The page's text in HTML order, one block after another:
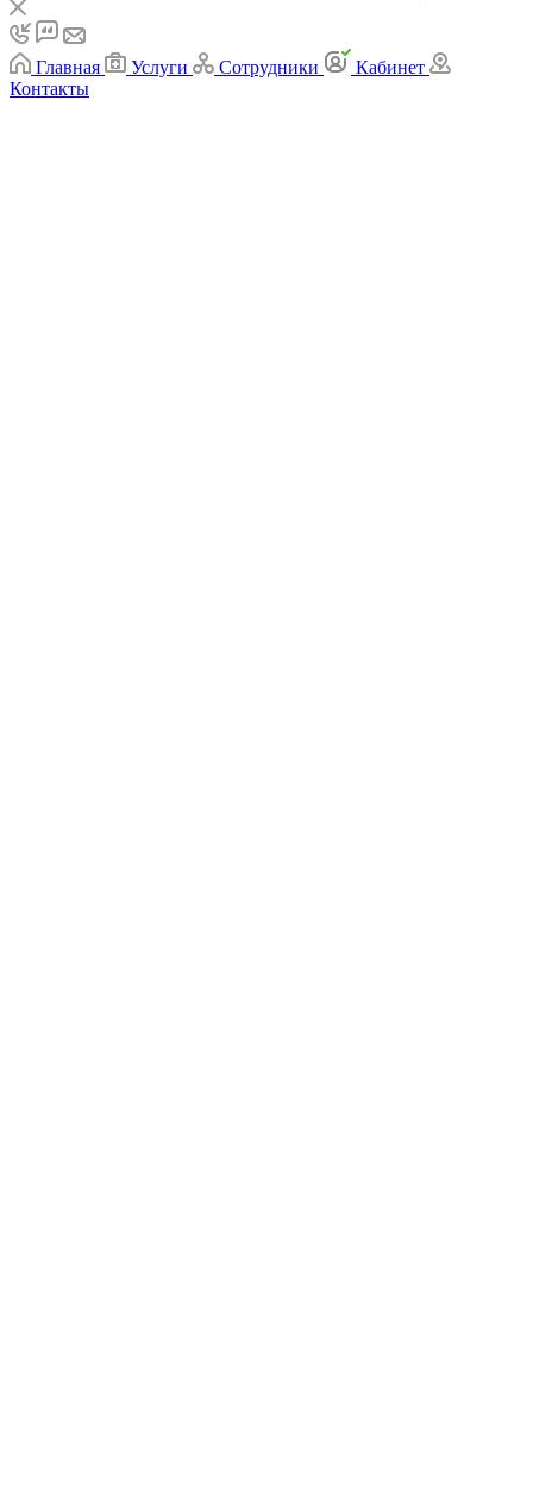
Главная Услуги Сотрудники
Кабинет
Контакты